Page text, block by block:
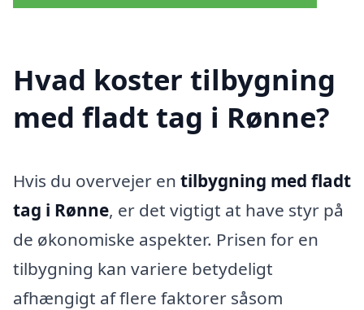
Hvad koster tilbygning
med fladt tag i Rønne?
Hvis du overvejer en tilbygning med fladt
tag i Rønne, er det vigtigt at have styr på
de økonomiske aspekter. Prisen for en
tilbygning kan variere betydeligt
afhængigt af flere faktorer såsom